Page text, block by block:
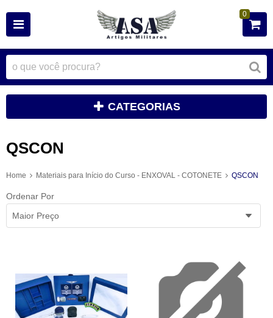
0
CATEGORIAS
QSCON
Home Materiais para Início do Curso - ENXOVAL - COTONETE QSCON
Ordenar Por
Maior Preço